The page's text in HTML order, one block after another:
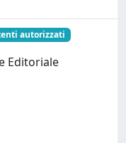
autorizzati
Editoriale